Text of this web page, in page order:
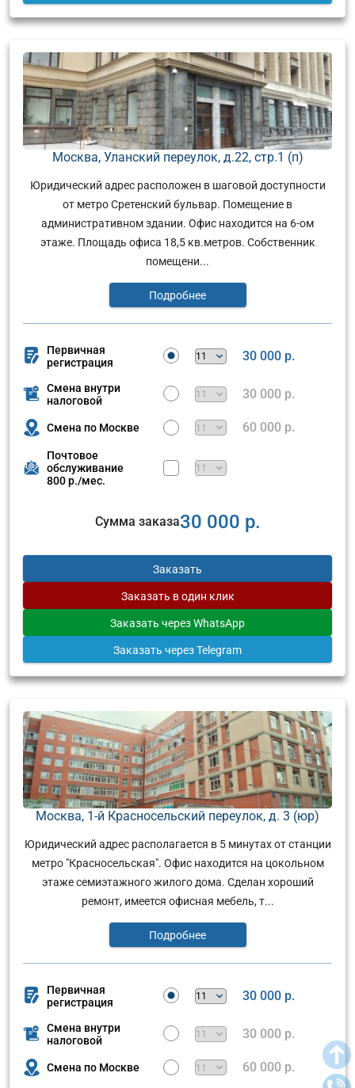
Москва, Уланский переулок, д.22, стр.1 (п)
Юридический адрес расположен в шаговой доступности
от метро Сретенский бульвар. Помещение в
административном здании. Офис находится на 6-ом
этаже. Площадь офиса 18,5 кв.метров. Собственник
помещени...
Подробнее
Первичная
регистрация
30 000 р.
Смена внутри
налоговой
30 000 р.
Смена по Москве 60 000 р.
Почтовое
обслуживание
800 р./мес.
Сумма заказа30 000 р.
Заказать
Заказать в один клик
Заказать через WhatsApp
Заказать через Telegram
Москва, 1-й Красносельский переулок, д. 3 (юр)
Юридический адрес располагается в 5 минутах от станции
метро "Красносельская". Офис находится на цокольном
этаже семиэтажного жилого дома. Сделан хороший
ремонт, имеется офисная мебель, т...
Подробнее
Первичная
регистрация
30 000 р.
Смена внутри
налоговой
30 000 р.
Смена по Москве 60 000 р.